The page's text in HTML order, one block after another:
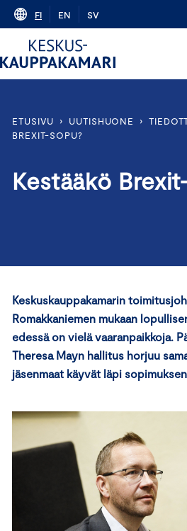
Skip
content
FI EN SV
ETUSIVU › UUTISHUONE ›
BREXIT-SOPU?
Kestääkö
Keskuskauppakamarin
Romakkaniemen mukaan
edessä on vielä vaaranpaikkoja.
Theresa Mayn hallitus horjuu
jäsenmaat käyvät läpi